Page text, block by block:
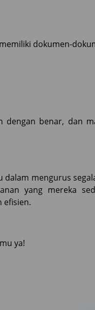
dokumen-
benar, dan
dalam mengurus
yang mereka
efisien.
ya!